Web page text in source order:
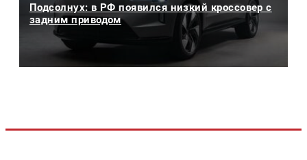
Подсолнух: в РФ появился низкий кроссовер с
задним приводом